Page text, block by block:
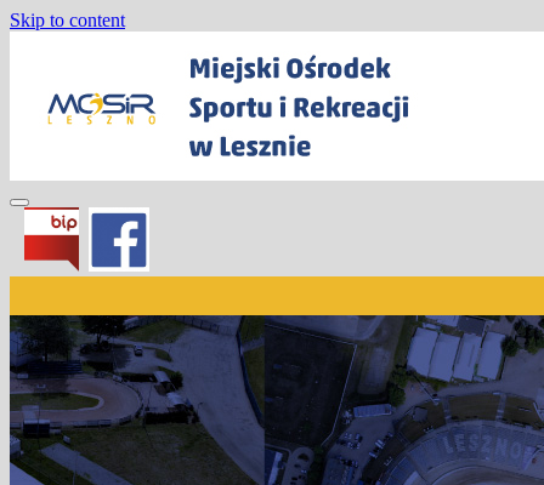
Skip to content
Miejski Ośrodek Sportu i Rekreacji w
Lesznie